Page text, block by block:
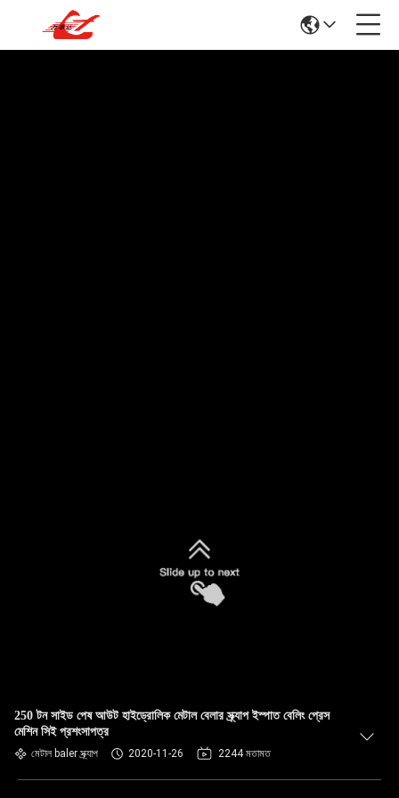
250 টন সাইড পেষ আউট হাইড্রোলিক মেটাল বেলার স্ক্র্যাপ ইস্পাত বেলিং প্রেস
মেশিন সিই প্রশংসাপত্র
মেটাল baler স্ক্র্যাপ 2020-11-26 2244 মতামত